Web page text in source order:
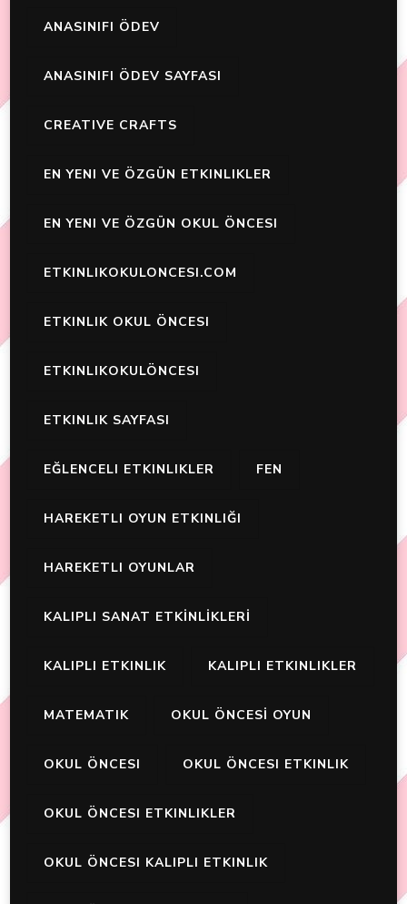
ANASINIFI ÖDEV
ANASINIFI ÖDEV SAYFASI
CREATIVE CRAFTS
EN YENI VE ÖZGÜN ETKINLIKLER
EN YENI VE ÖZGÜN OKUL ÖNCESI
ETKINLIKOKULONCESI.COM
ETKINLIK OKUL ÖNCESI
ETKINLIKOKULÖNCESI
ETKINLIK SAYFASI
EĞLENCELI ETKINLIKLER FEN
HAREKETLI OYUN ETKINLIĞI
HAREKETLI OYUNLAR
KALIPLI SANAT ETKİNLİKLERİ
KALIPLI ETKINLIK KALIPLI ETKINLIKLER
MATEMATIK OKUL ÖNCESİ OYUN
OKUL ÖNCESI OKUL ÖNCESI ETKINLIK
OKUL ÖNCESI ETKINLIKLER
OKUL ÖNCESI KALIPLI ETKINLIK